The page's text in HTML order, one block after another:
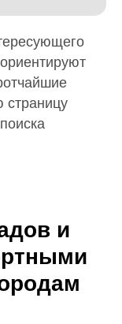
страницу
и